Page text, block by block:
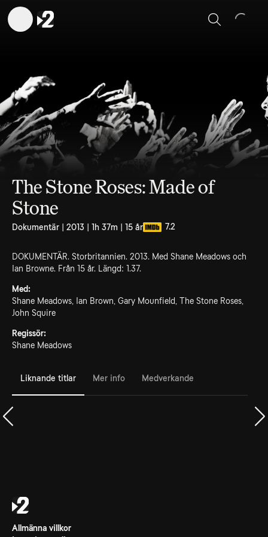
Sök
The Stone Roses: Made of
Stone
Dokumentär | 2013 | 1h 37m | 15 år 7.2
DOKUMENTÄR. Storbritannien. 2013. Med Shane Meadows och
Ian Browne. Från 15 år. Längd: 1.37.
Med:
Shane Meadows, Ian Brown, Gary Mounfield, The Stone Roses,
John Squire
Regissör:
Shane Meadows
Liknande titlar Mer info Medverkande
Allmänna villkor